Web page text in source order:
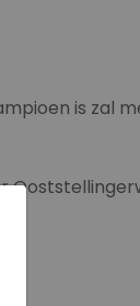
is zal